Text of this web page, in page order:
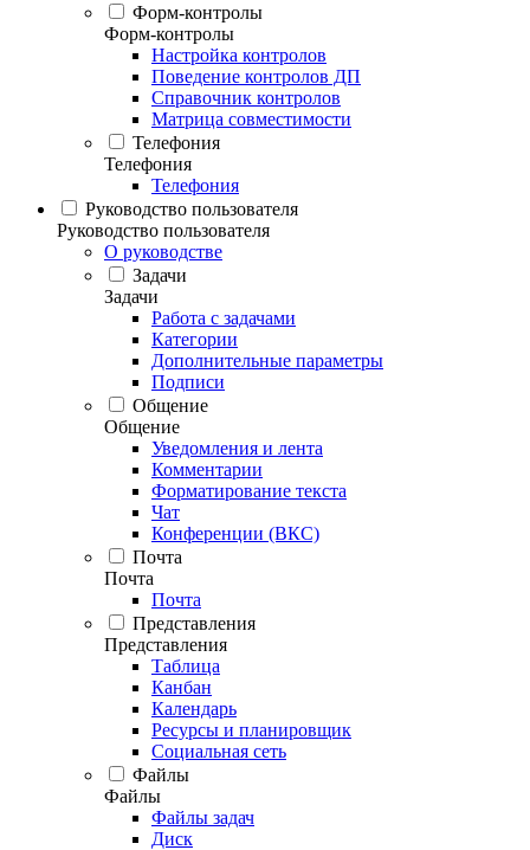
Форм-контролы
Форм-контролы
Настройка контролов
Поведение контролов ДП
Справочник контролов
Матрица совместимости
Телефония
Телефония
Телефония
Руководство пользователя
Руководство пользователя
О руководстве
Задачи
Задачи
Работа с задачами
Категории
Дополнительные параметры
Подписи
Общение
Общение
Уведомления и лента
Комментарии
Форматирование текста
Чат
Конференции (ВКС)
Почта
Почта
Почта
Представления
Представления
Таблица
Канбан
Календарь
Ресурсы и планировщик
Социальная сеть
Файлы
Файлы
Файлы задач
Диск